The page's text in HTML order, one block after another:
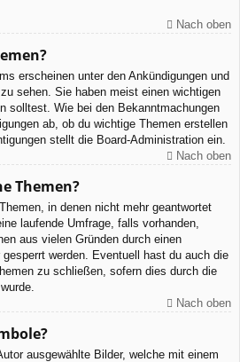
Nach oben
erscheinen unter den Ankündigungen und
sehen. Sie haben meist einen wichtigen
solltest. Wie bei den Bekanntmachungen
ab, ob du wichtige Themen erstellen
stellt die Board-Administration ein.
Nach oben
Themen?
in denen nicht mehr geantwortet
laufende Umfrage, falls vorhanden,
aus vielen Gründen durch einen
gesperrt werden. Eventuell hast du auch die
zu schließen, sofern dies durch die
Nach oben
ausgewählte Bilder, welche mit einem